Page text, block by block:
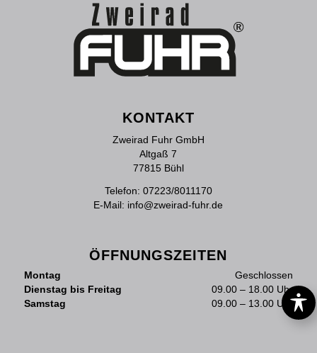
KONTAKT
Zweirad Fuhr GmbH
Altgaß 7
77815 Bühl
Telefon: 07223/8011170
E-Mail: info@zweirad-fuhr.de
ÖFFNUNGSZEITEN
Montag
Geschlossen
Dienstag bis Freitag
09.00 – 18.00 Uhr
Samstag
09.00 – 13.00 Uhr